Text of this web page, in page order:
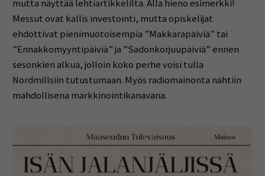
mutta näyttää lehtiartikkelilta. Alla hieno esimerkki!
Messut ovat kallis investointi, mutta opiskelijat
ehdottivat pienimuotoisempia ”Makkarapäiviä” tai
”Ennakkomyyntipäiviä” ja ”Sadonkorjuupäiviä” ennen
sesonkien alkua, jolloin koko perhe voisi tulla
Nordmillsiin tutustumaan. Myös radiomainonta nähtiin
mahdollisena markkinointikanavana.